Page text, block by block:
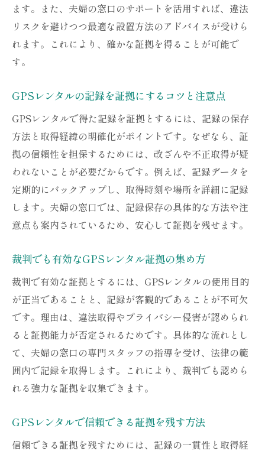
ます。また、夫婦の窓口のサポートを活用すれば、違法
リスクを避けつつ最適な設置方法のアドバイスが受けら
れます。これにより、確かな証拠を得ることが可能で
す。
GPSレンタルの記録を証拠にするコツと注意点
GPSレンタルで得た記録を証拠とするには、記録の保存
方法と取得経緯の明確化がポイントです。なぜなら、証
拠の信頼性を担保するためには、改ざんや不正取得が疑
われないことが必要だからです。例えば、記録データを
定期的にバックアップし、取得時刻や場所を詳細に記録
します。夫婦の窓口では、記録保存の具体的な方法や注
意点も案内されているため、安心して証拠を残せます。
裁判でも有効なGPSレンタル証拠の集め方
裁判で有効な証拠とするには、GPSレンタルの使用目的
が正当であることと、記録が客観的であることが不可欠
です。理由は、違法取得やプライバシー侵害が認められ
ると証拠能力が否定されるためです。具体的な流れとし
て、夫婦の窓口の専門スタッフの指導を受け、法律の範
囲内で記録を取得します。これにより、裁判でも認めら
れる強力な証拠を収集できます。
GPSレンタルで信頼できる証拠を残す方法
信頼できる証拠を残すためには、記録の一貫性と取得経